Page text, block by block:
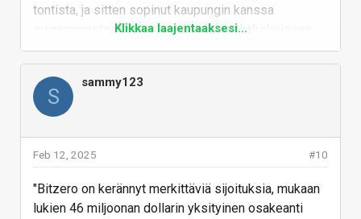
tontista, ja sitten sopinut kaupungin kanssa
suuremmasta maa-kaupasta, niin minkäkokoiseen
yritystonttiin uppoaa 750k? Tuo kartalla korostettu
alue on enimmääkseen peltoa, jokunen talo, hieman
metsää. Toiselta reunaltaan siinä on jotain
rakennettuja teollisuustontteja. Teollisuustie.
Mulle ei tule tuosta käsitystä että tämä yritys olisi
maksanut Kokemäen kaupungille mitään vielä.
Vastaa
Klikkaa laajentaaksesi...
S
sammy123
#10
Feb 12, 2025
"Bitzero on kerännyt merkittäviä sijoituksia, mukaan
lukien 46 miljoonan dollarin yksityinen osakeanti